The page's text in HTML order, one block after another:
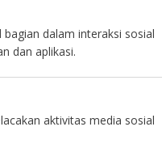
dalam interaksi sosial
dan aplikasi.
aktivitas media sosial